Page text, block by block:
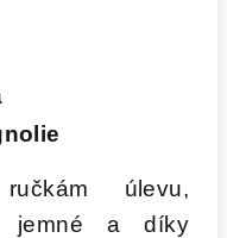
úlevu,
jemné a díky